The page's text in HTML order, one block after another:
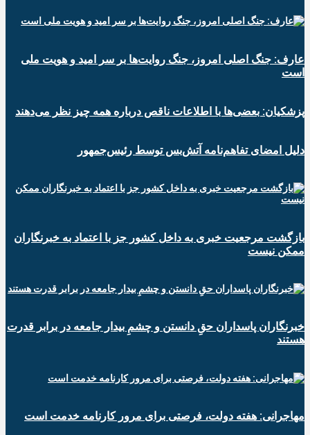
عارف: جنگ اصلی امروز، جنگ روایت‌ها بر سر امید و هویت ملی
است
پزشکیان: بعضی‌ها با اطلاعات ناقص درباره همه چیز نظر می‌دهند
دلیل امضای تفاهم‌نامه آتش‌بس توسط رئیس‌جمهور
بازگشت مرجعیت خبری به داخل کشور جز با اعتماد به خبرنگاران
ممکن نیست
‏خبرنگاران پاسداران حقِ دانستن و چشمِ بیدار جامعه در برابر قدرت
هستند
مهاجرانی: هفته دولت، فرصتی برای مرور کارنامه خدمت است